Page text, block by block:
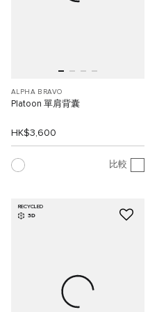
ALPHA BRAVO
Platoon 單肩背囊
HK$3,600
比較
RECYCLED
3D